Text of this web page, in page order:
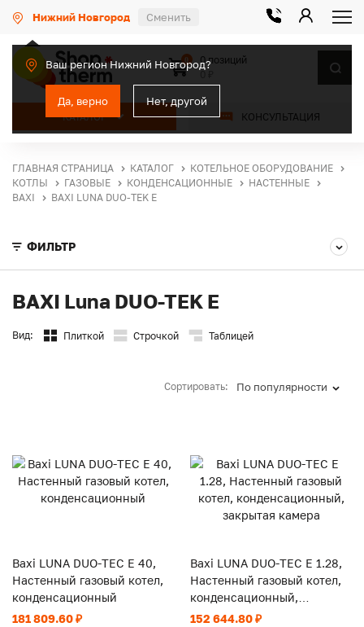
Нижний Новгород Сменить
Ваш регион Нижний Новгород?
Да, верно Нет, другой
КАТАЛОГ КОНСУЛЬТАЦИЯ
0
0 позиций
ГЛАВНАЯ СТРАНИЦА КАТАЛОГ
КОТЕЛЬНОЕ ОБОРУДОВАНИЕ
КОТЛЫ
ГАЗОВЫЕ КОНДЕНСАЦИОННЫЕ
НАСТЕННЫЕ
BAXI
BAXI LUNA DUO-TEK E
ФИЛЬТР
BAXI Luna DUO-TEK E
Вид: Плиткой Строчкой Таблицей
Сортировать: По популярности
Baxi LUNA DUO-TEC E 40,
Настенный газовый котел,
конденсационный
181 809.60 ₽
Baxi LUNA DUO-TEC E 1.28,
Настенный газовый котел,
конденсационный,
закрытая камера
152 644.80 ₽